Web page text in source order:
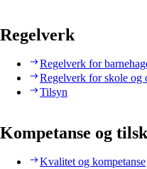
Regelverk
Regelverk for
Regelverk for skole
Tilsyn
Kompetanse og
Kvalitet og kompetanse